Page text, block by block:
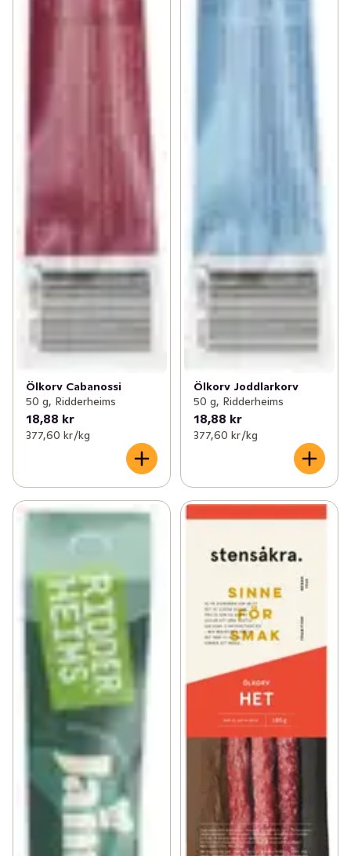
Ölkorv Cabanossi
50 g, Ridderheims
18,88 kr
377,60 kr /kg
Ölkorv Joddlarkorv
50 g, Ridderheims
18,88 kr
377,60 kr /kg